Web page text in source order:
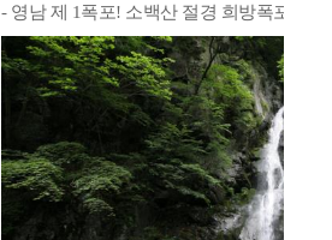
- 영남 제 1폭포! 소백산 절경 희방폭포